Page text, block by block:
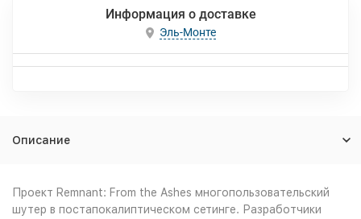
Информация о доставке
Эль-Монте
Описание
Проект Remnant: From the Ashes многопользовательский
шутер в постапокалиптическом сетинге. Разработчики